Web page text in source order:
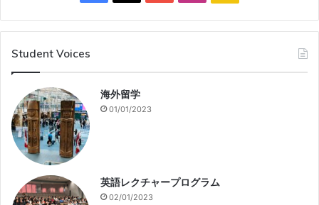
Student Voices
海外留学
01/01/2023
英語レクチャープログラム
02/01/2023